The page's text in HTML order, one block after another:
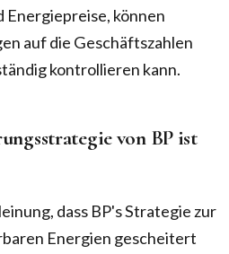
Energiepreise, können
auf die Geschäftszahlen
kontrollieren kann.
von BP ist
dass BP's Strategie zur
Energien gescheitert